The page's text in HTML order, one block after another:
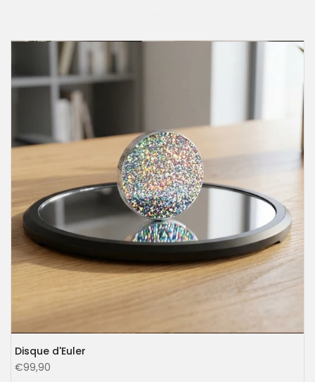
Disque d'Euler
Prix
€99,90